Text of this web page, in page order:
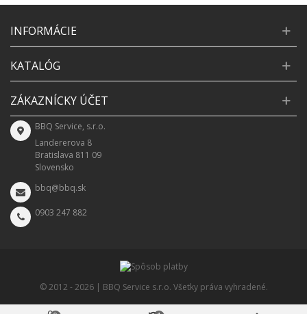
INFORMÁCIE
KATALÓG
ZÁKAZNÍCKY ÚČET
BBQ Service, s.r.o.
Landererova 8
Bratislava 811 09
Slovensko
bbq@bbq.sk
0903 247 882
© 2012 -2026 | BBQ Service s.r.o. Všetky práva vyhradené.